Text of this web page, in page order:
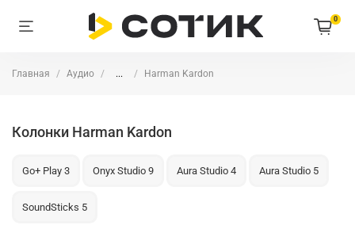
0
Главная Аудио ... Harman Kardon
Колонки Harman Kardon
Go+ Play 3 Onyx Studio 9 Aura Studio 4 Aura Studio 5
SoundSticks 5